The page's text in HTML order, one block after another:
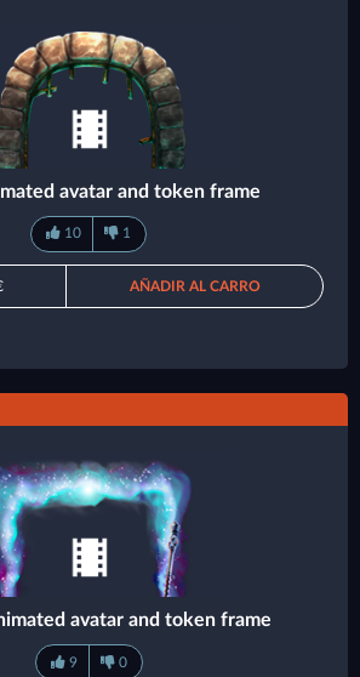
avatar and token frame
10 1
AÑADIR AL CARRO
avatar and token frame
9 0